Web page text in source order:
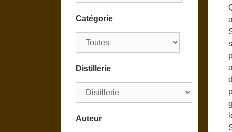
Catégorie
Distillerie
Auteur